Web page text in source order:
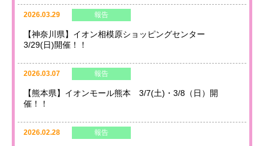
2026.03.29 報告
【神奈川県】イオン相模原ショッピングセンター
3/29(日)開催！！
2026.03.07 報告
【熊本県】イオンモール熊本 3/7(土)・3/8（日）開
催！！
2026.02.28 報告